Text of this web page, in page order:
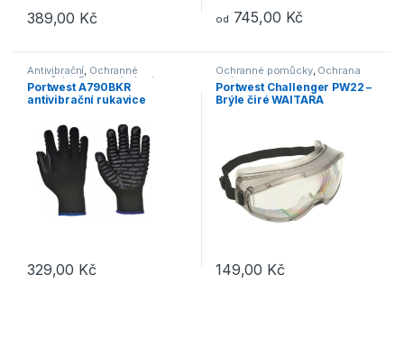
389,00 Kč
Tento produkt má více variant. Možnosti lze vybrat na stránce
od 745,00 Kč
Antivibrační, Ochranné
pomůcky, Pracovní rukavice
Portwest A790BKR
antivibrační rukavice
329,00 Kč
Ochranné pomůcky, Ochrana
zraku
Portwest Challenger PW22 –
Brýle čiré WAITARA
149,00 Kč